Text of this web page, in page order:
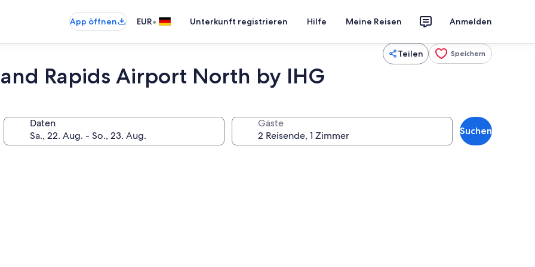
App öffnen EUR• Unterkunft registrieren Hilfe Meine Reisen Anmelden
Teilen Speichern
Rapids Airport North by IHG
Daten Gäste
Suchen